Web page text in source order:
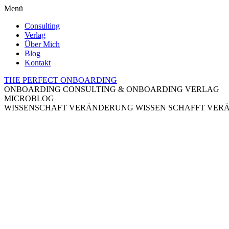
Menü
Consulting
Verlag
Über Mich
Blog
Kontakt
THE PERFECT ONBOARDING
ONBOARDING CONSULTING & ONBOARDING VERLAG
MICROBLOG
WISSENSCHAFT VERÄNDERUNG WISSEN SCHAFFT